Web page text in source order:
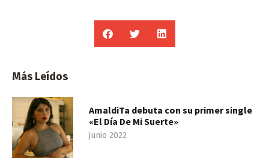
Más Leídos
AmaldiTa debuta con su primer single
«El Día De Mi Suerte»
junio 2022